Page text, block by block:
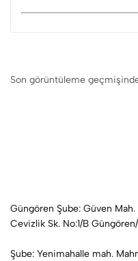
Son görüntüleme
Güngören Şube: Güven
Cevizlik Sk. No:1/B
Şube: Yenimahalle mah.